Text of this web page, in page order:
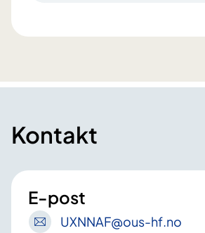
Kontakt
E-post
UXNNAF@ous-hf.no